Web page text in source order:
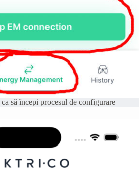
ca să începi procesul de configurare